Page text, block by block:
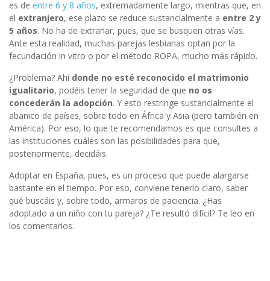
es de entre 6 y 8 años, extremadamente largo, mientras que, en
el extranjero, ese plazo se reduce sustancialmente a entre 2 y
5 años. No ha de extrañar, pues, que se busquen otras vías.
Ante esta realidad, muchas parejas lesbianas optan por la
fecundación in vitro o por el método ROPA, mucho más rápido.
¿Problema? Ahí donde no esté reconocido el matrimonio
igualitario, podéis tener la seguridad de que no os
concederán la adopción. Y esto restringe sustancialmente el
abanico de países, sobre todo en África y Asia (pero también en
América). Por eso, lo que te recomendamos es que consultes a
las instituciones cuáles son las posibilidades para que,
posteriormente, decidáis.
Adoptar en España, pues, es un proceso que puede alargarse
bastante en el tiempo. Por eso, conviene tenerlo claro, saber
qué buscáis y, sobre todo, armaros de paciencia. ¿Has
adoptado a un niño con tu pareja? ¿Te resultó difícil? Te leo en
los comentarios.